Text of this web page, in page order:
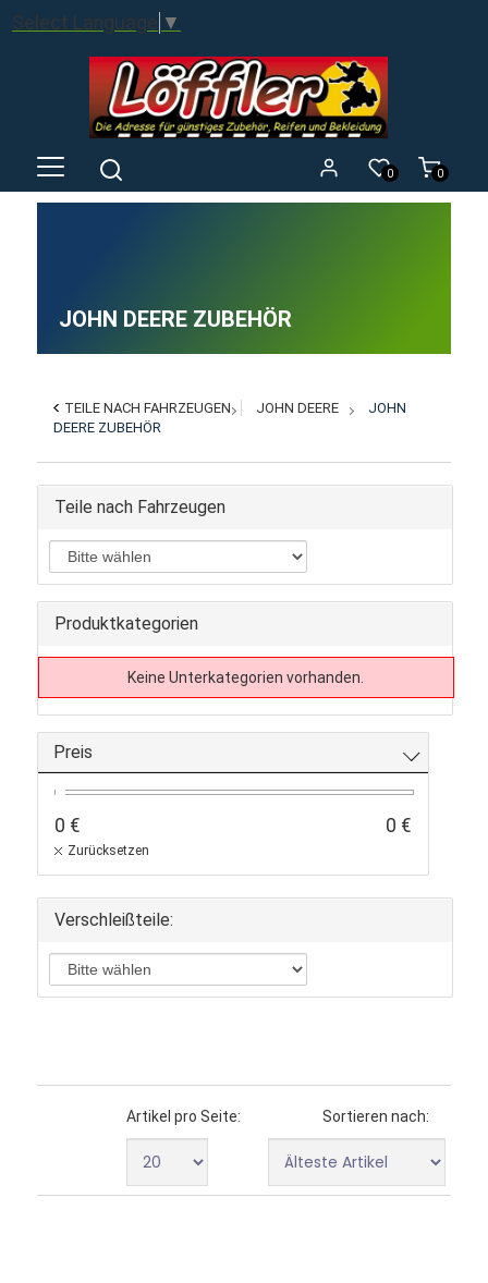
Select Language ▼
0
0
JOHN DEERE ZUBEHÖR
TEILE NACH FAHRZEUGEN JOHN DEERE
JOHN
DEERE ZUBEHÖR
Teile nach Fahrzeugen
Produktkategorien
Keine Unterkategorien vorhanden.
Preis
0 € 0 €
Zurücksetzen
Verschleißteile:
Sortieren nach:
Artikel pro Seite: